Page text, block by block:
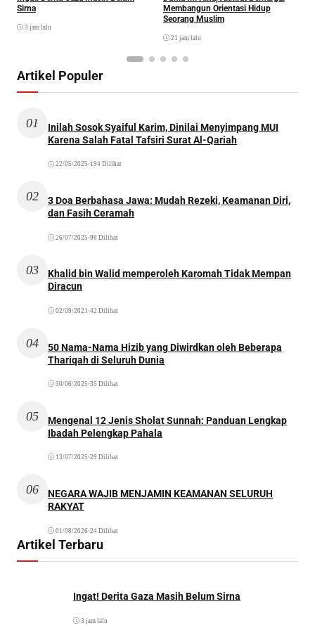
Sirna
3 jam lalu
Membangun Orientasi Hidup
Seorang Muslim
21 jam lalu
Artikel Populer
01
Inilah Sosok Syaiful Karim, Dinilai Menyimpang MUI
Karena Salah Fatal Tafsiri Surat Al-Qariah
22/05/2025 •194 Dilihat
02
3 Doa Berbahasa Jawa: Mudah Rezeki, Keamanan Diri,
dan Fasih Ceramah
26/07/2025 •98 Dilihat
03
Khalid bin Walid memperoleh Karomah Tidak Mempan
Diracun
02/09/2021 •42 Dilihat
04
50 Nama-Nama Hizib yang Diwirdkan oleh Beberapa
Thariqah di Seluruh Dunia
30/06/2025 •35 Dilihat
05
Mengenal 12 Jenis Sholat Sunnah: Panduan Lengkap
Ibadah Pelengkap Pahala
13/07/2025 •29 Dilihat
06
NEGARA WAJIB MENJAMIN KEAMANAN SELURUH
RAKYAT
01/08/2026•24 Dilihat
Artikel Terbaru
Ingat! Derita Gaza Masih Belum Sirna
3 jam lalu